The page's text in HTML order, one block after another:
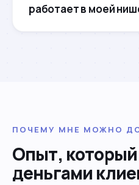
работает в моей
ПОЧЕМУ МНЕ МОЖНО
Опыт, который
деньгами